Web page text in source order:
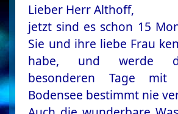
Lieber Herr Althoff,
jetzt sind es schon 15
Sie und ihre liebe Frau
habe, und werde
besonderen Tage
Bodensee bestimmt nie